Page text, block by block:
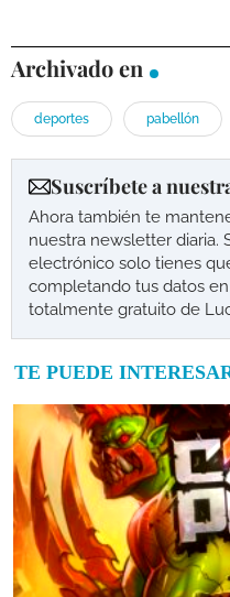
Archivado en
deportes pabellón
Suscríbete a
Ahora también te
nuestra newsletter diaria.
electrónico solo tienes
completando tus datos
totalmente gratuito de
TE PUEDE